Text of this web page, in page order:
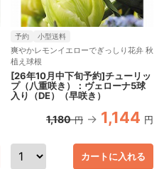
予約 小型送料
爽やかレモンイエローでぎっしり花弁 秋
植え球根
[26年10月中下旬予約]チューリッ
プ（八重咲き）：ヴェローナ5球
入り（DE）（早咲き）
1,180 円 1,144 円
カートに入れる